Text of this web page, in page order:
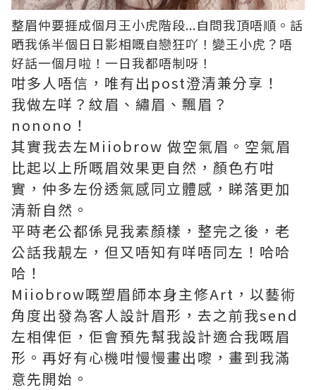
整眉仲要捱成個月王小虎階段...自問我頂唔順。話
晒我係半個日日影相嘅自戀狂吖！變王小虎？唔
好話一個月啦！一日我都唔制呀！
咁多人唔信，唯有出post澄清兼分享！
我做左咩？紋眉、繡眉、飄眉？
nonono！
其實我去左Miiobrow 做空氣眉。空氣眉
比起以上所嘅眉效果更自然，顏色冇咁
實，仲多左份透氣感同立體感，睇落更加
清新自然。
平時老公都係見我素顏樣，整完之後，老
公話我靚左，但又唔知有咩唔同左！哈哈
哈！
Miiobrow嘅塑眉師本身主修Art，以藝術
角度出發為客人設計眉形，去之前我send
左相俾佢，佢會預先幫我設計適合我嘅眉
形。再好有心機咁慢慢畫出嚟，畫到我滿
意先開始。